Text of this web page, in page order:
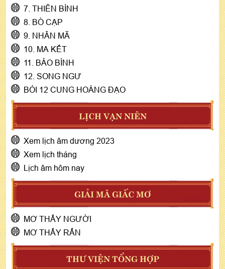
7. THIÊN BÌNH
8. BÒ CẠP
9. NHÂN MÃ
10. MA KẾT
11. BẢO BÌNH
12. SONG NGƯ
BÓI 12 CUNG HOÀNG ĐẠO
LỊCH VẠN NIÊN
Xem lịch âm dương 2023
Xem lịch tháng
Lịch âm hôm nay
GIẢI MÃ GIẤC MƠ
MƠ THẤY NGƯỜI
MƠ THẤY RẮN
THƯ VIỆN TỔNG HỢP